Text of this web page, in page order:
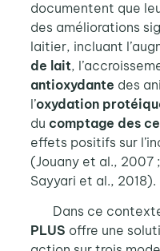
documentent que
des améliorations
laitier, incluant
de lait,
antioxydante des
l’oxydation
du comptage des
effets positifs sur
(Jouany et al., 2007
Sayyari et al., 2018).
Dans ce
PLUS offre une